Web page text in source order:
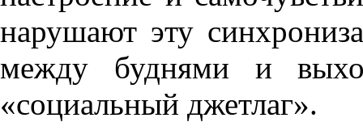
нарушают эту
между буднями и
«социальный джетлаг».